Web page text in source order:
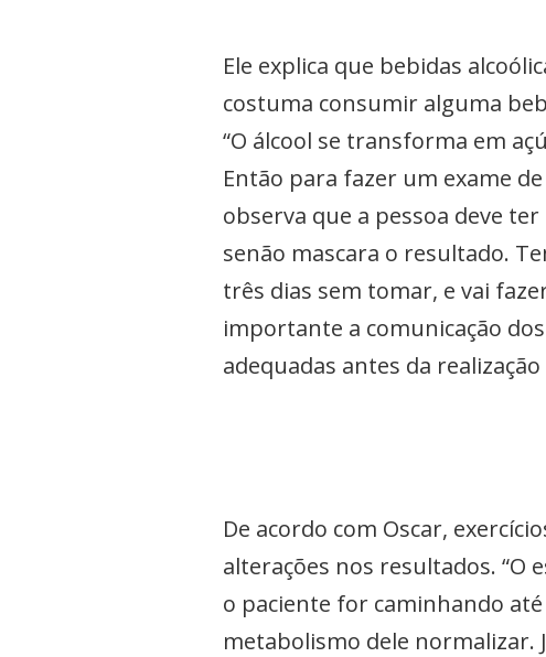
Ele explica que bebidas
costuma consumir alguma
“O álcool se transforma em
Então para fazer um exame
observa que a pessoa deve
senão mascara o resultado.
três dias sem tomar, e vai
importante a comunicação
adequadas antes da
De acordo com Oscar,
alterações nos resultados. “O
o paciente for caminhando
metabolismo dele normalizar.